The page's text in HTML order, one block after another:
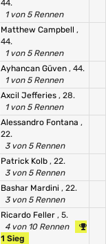
44.
1 von 5 Rennen
Matthew Campbell ,
44.
1 von 5 Rennen
Ayhancan Güven , 44.
1 von 5 Rennen
Axcil Jefferies , 28.
1 von 5 Rennen
Alessandro Fontana ,
22.
3 von 5 Rennen
Patrick Kolb , 22.
3 von 5 Rennen
Bashar Mardini , 22.
3 von 5 Rennen
Ricardo Feller , 5.
4 von 10 Rennen
1 Sieg